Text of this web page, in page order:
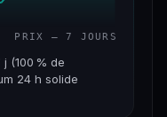
PRIX — 7 JOURS
(100 % de
24 h solide